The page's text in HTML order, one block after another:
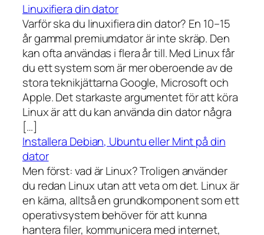
Linuxifiera din dator
Varför ska du linuxifiera din dator? En 10–15
år gammal premiumdator är inte skräp. Den
kan ofta användas i flera år till. Med Linux får
du ett system som är mer oberoende av de
stora teknikjättarna Google, Microsoft och
Apple. Det starkaste argumentet för att köra
Linux är att du kan använda din dator några
[…]
Installera Debian, Ubuntu eller Mint på din
dator
Men först: vad är Linux? Troligen använder
du redan Linux utan att veta om det. Linux är
en kärna, alltså en grundkomponent som ett
operativsystem behöver för att kunna
hantera filer, kommunicera med internet,